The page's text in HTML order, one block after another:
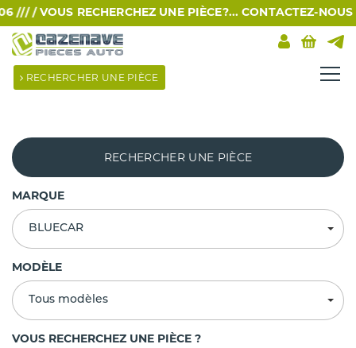
/// / VOUS RECHERCHEZ UNE PIÈCE?... CONTACTEZ-
RECHERCHER UNE PIÈCE
RECHERCHER UNE PIÈCE
MARQUE
BLUECAR
MODÈLE
Tous modèles
VOUS RECHERCHEZ UNE PIÈCE ?